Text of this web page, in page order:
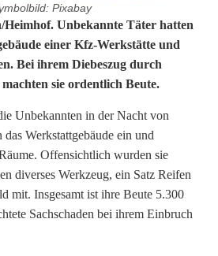
Pixabay
Heimhof. Unbekannte Täter hatten
einer Kfz-Werkstätte und
Bei ihrem Diebeszug durch
sie ordentlich Beute.
Unbekannten in der Nacht von
Werkstattgebäude ein und
Offensichtlich wurden sie
diverses Werkzeug, ein Satz Reifen
mit. Insgesamt ist ihre Beute 5.300
Sachschaden bei ihrem Einbruch